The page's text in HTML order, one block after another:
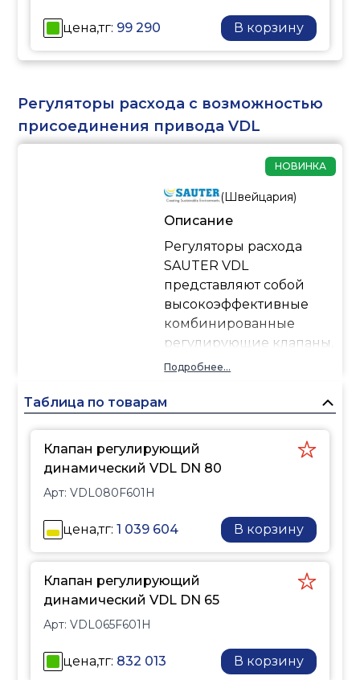
цена,тг: 99 290 В корзину
Регуляторы расхода с возможностью
присоединения привода VDL
НОВИНКА
(Швейцария)
Описание
Регуляторы расхода
SAUTER VDL
представляют собой
высокоэффективные
комбинированные
регулирующие клапаны,
предназначенные для
охлаждения и
переменным расходом.
Благодаря встроенному
автоматического
ограничения расхода
клапаны обеспечивают
точное регулирование и
динамическую
независимо от
колебаний давления в
Подробнее...
Таблица по товарам
Клапан регулирующий
динамический VDL DN 80
Арт:VDL080F601H
цена,тг:1 039 604 В корзину
Клапан регулирующий
динамический VDL DN 65
Арт:VDL065F601H
цена,тг: 832 013 В корзину